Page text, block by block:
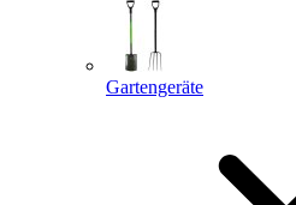
Gartengeräte